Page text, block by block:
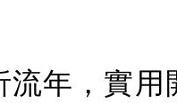
流年，實用